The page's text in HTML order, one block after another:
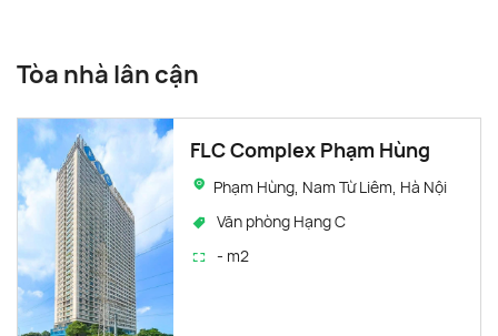
Tòa nhà lân cận
FLC Complex Phạm Hùng
Phạm Hùng, Nam Từ Liêm, Hà Nội
Văn phòng Hạng C
- m2